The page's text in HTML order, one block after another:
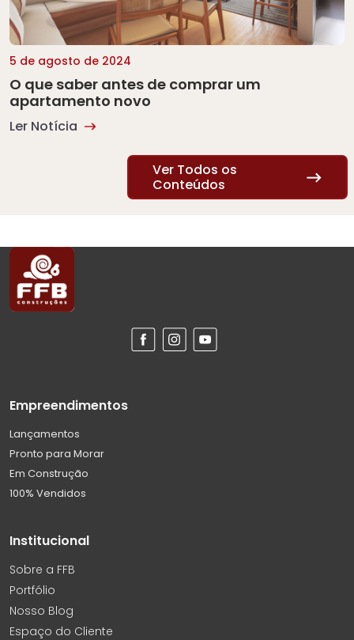
Ver Todos os
Conteúdos
5 de agosto de 2024
O que saber antes de comprar um
apartamento novo
Ler Notícia
Empreendimentos
Lançamentos
Pronto para Morar
Em Construção
100% Vendidos
Institucional
Sobre a FFB
Portfólio
Nosso Blog
Espaço do Cliente